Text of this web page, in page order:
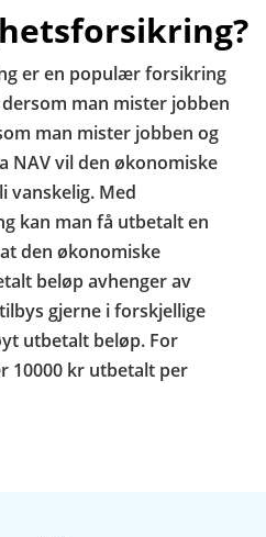
er en populær forsikring
man mister jobben
man mister jobben og
NAV vil den økonomiske
vanskelig. Med
kan man få utbetalt en
den økonomiske
beløp avhenger av
gjerne i forskjellige
utbetalt beløp. For
10000 kr utbetalt per